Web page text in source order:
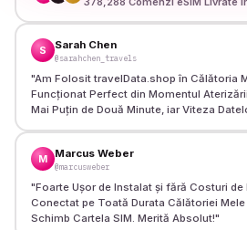
S Sarah Chen
@sarahchen_travels
"Am Folosit travelData.shop în Călătoria
Funcționat Perfect din Momentul
Mai Puțin de Două Minute, iar Viteza
M Marcus Weber
@marcusweber
"Foarte Ușor de Instalat și fără Costuri de
Conectat pe Toată Durata Călătoriei
Schimb Cartela SIM. Merită Absolut!"